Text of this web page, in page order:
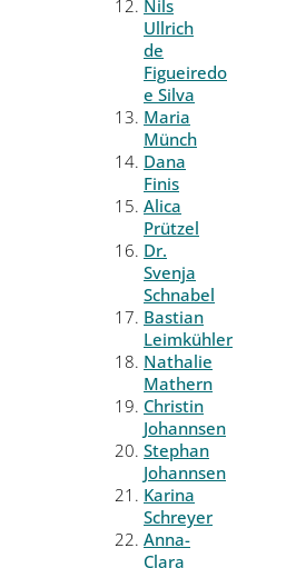
Nils
Ullrich
de
Figueiredo
e Silva
Maria
Münch
Dana
Finis
Alica
Prützel
Dr.
Svenja
Schnabel
Bastian
Leimkühler
Nathalie
Mathern
Christin
Johannsen
Stephan
Johannsen
Karina
Schreyer
Anna-
Clara